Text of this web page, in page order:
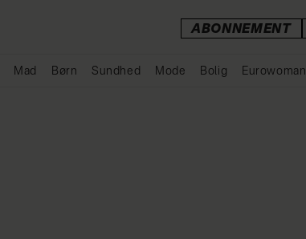
ABONNEMENT
Mad Børn Sundhed Mode Bolig Eurowoman